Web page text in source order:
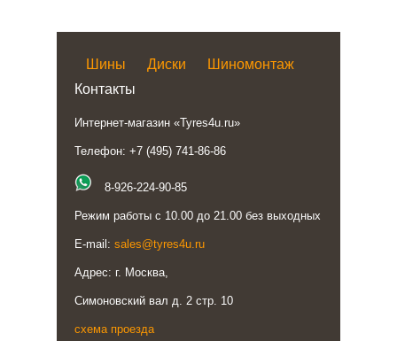
Шины Диски
Шиномонтаж
Контакты
Интернет-магазин «Tyres4u.ru»
Телефон: +7 (495) 741-86-86
8-926-224-90-85
Режим работы с 10.00 до 21.00 без выходных
E-mail: sales@tyres4u.ru
Адрес: г. Москва,
Симоновский вал д. 2 стр. 10
схема проезда